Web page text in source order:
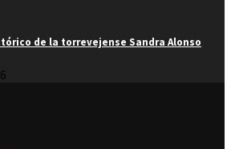
de la torrevejense Sandra Alonso